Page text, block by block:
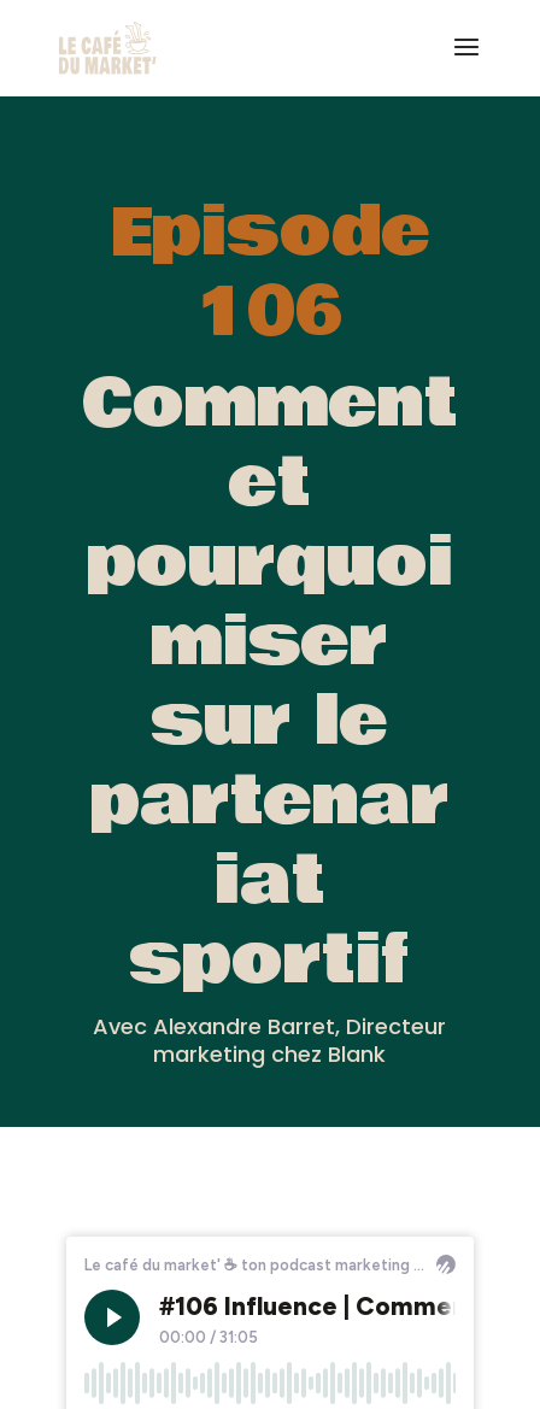
Episode
106
Comment
et
pourquoi
miser
sur le
partenar
iat
sportif
Avec Alexandre Barret, Directeur
marketing chez Blank